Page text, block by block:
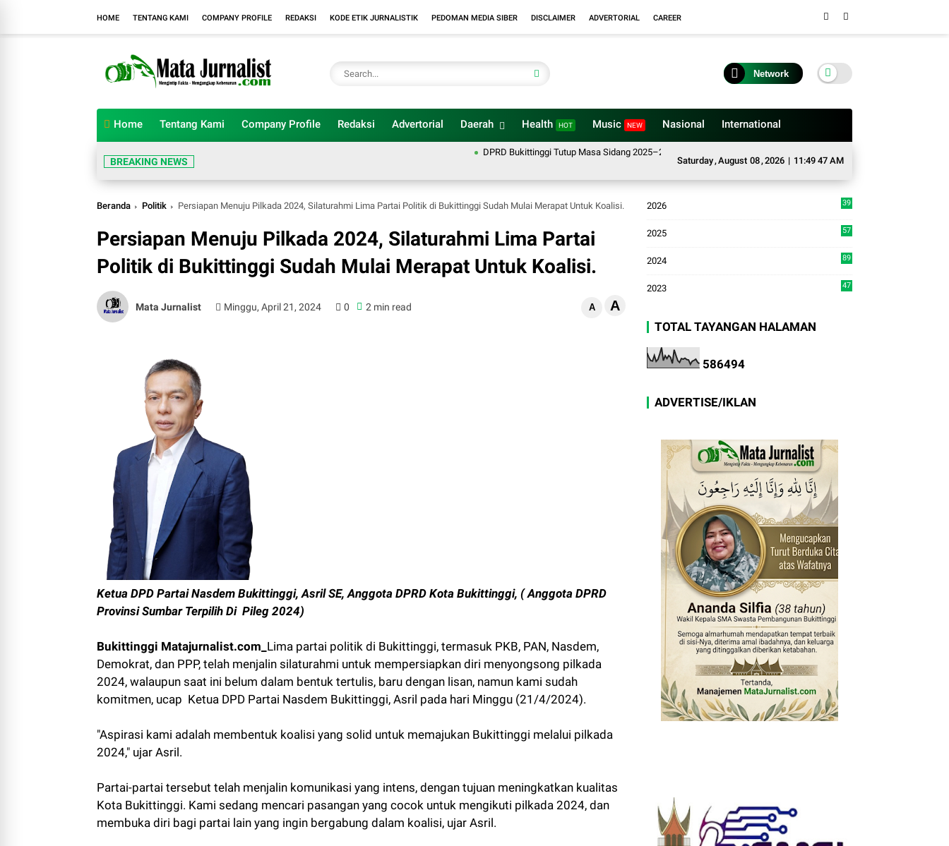
HOME TENTANG KAMI COMPANY PROFILE REDAKSI KODE ETIK JURNALISTIK PEDOMAN MEDIA SIBER DISCLAIMER ADVERTORIAL CAREER
Network
Home Tentang Kami Company Profile Redaksi Advertorial Daerah Health HOT Music NEW Nasional International
Saturday,August 08,2026 | 11:49 48 AM
BREAKING NEWS
DPRD Bukittinggi Tutup Masa Sidang 2025–2026, Buka Tahun Sidang 2026-2027, Wako Ramlan Beri Apresiasi
Beranda Politik Persiapan Menuju Pilkada 2024, Silaturahmi Lima Partai Politik di Bukittinggi Sudah Mulai Merapat Untuk Koalisi.
Persiapan Menuju Pilkada 2024, Silaturahmi Lima Partai
Politik di Bukittinggi Sudah Mulai Merapat Untuk Koalisi.
Mata Jurnalist Minggu, April 21, 2024 0 2 min read A A
Ketua DPD Partai Nasdem Bukittinggi, Asril SE, Anggota DPRD Kota Bukittinggi, ( Anggota DPRD
Provinsi Sumbar Terpilih Di Pileg 2024)
Bukittinggi Matajurnalist.com_ Lima partai politik di Bukittinggi, termasuk PKB, PAN, Nasdem,
Demokrat, dan PPP, telah menjalin silaturahmi untuk mempersiapkan diri menyongsong pilkada
2024, walaupun saat ini belum dalam bentuk tertulis, baru dengan lisan, namun kami sudah
komitmen, ucap Ketua DPD Partai Nasdem Bukittinggi, Asril pada hari Minggu (21/4/2024).
"Aspirasi kami adalah membentuk koalisi yang solid untuk memajukan Bukittinggi melalui pilkada
2024," ujar Asril.
Partai-partai tersebut telah menjalin komunikasi yang intens, dengan tujuan meningkatkan kualitas
Kota Bukittinggi. Kami sedang mencari pasangan yang cocok untuk mengikuti pilkada 2024, dan
membuka diri bagi partai lain yang ingin bergabung dalam koalisi, ujar Asril.
2026
39
2025
57
2024
89
2023 47
TOTAL TAYANGAN HALAMAN
586494
ADVERTISE/IKLAN